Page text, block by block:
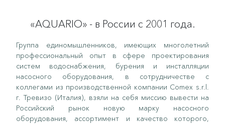
«AQUARIO» - в России с 2001 года.
Группа единомышленников, имеющих многолетний
профессиональный опыт в сфере проектирования
систем водоснабжения, бурения и инсталляции
насосного оборудования, в сотрудничестве с
коллегами из производственной компании Comex s.r.l.
г. Тревизо (Италия), взяли на себя миссию вывести на
Российский рынок новую марку насосного
оборудования, ассортимент и качество которого,